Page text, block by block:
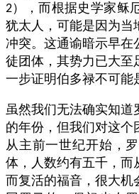
2），而根据史学家稣
犹太人，可能是因为当
冲突。这通谕暗示早在
徒团体，其势力已大至
一步证明伯多禄不可能
虽然我们无法确实知道
的年份，但我们对这个
从主前一世纪开始，
体，人数约有五千，而
而复活的福音，很大机